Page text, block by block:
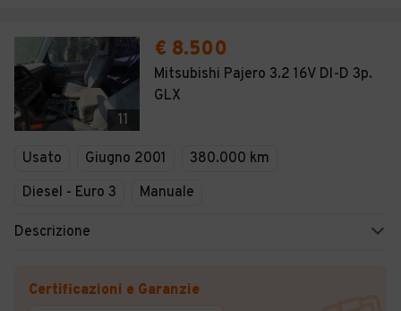
11
€ 8.500
Mitsubishi Pajero 3.2 16V DI-D 3p.
GLX
Usato Giugno 2001
380.000 km
Diesel - Euro 3
Manuale
Descrizione
Certificazioni e Garanzie